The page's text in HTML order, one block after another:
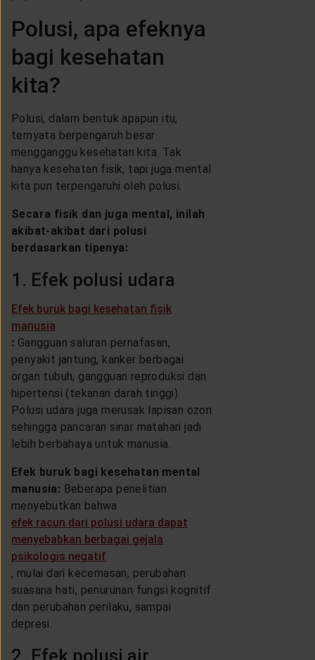
Polusi, apa efeknya
bagi kesehatan
kita?
Polusi, dalam bentuk apapun itu,
ternyata berpengaruh besar
mengganggu kesehatan kita. Tak
hanya kesehatan fisik, tapi juga mental
kita pun terpengaruhi oleh polusi.
Secara fisik dan juga mental, inilah
akibat-akibat dari polusi
berdasarkan tipenya:
1. Efek polusi udara
Efek buruk bagi kesehatan fisik
manusia
: Gangguan saluran pernafasan,
penyakit jantung, kanker berbagai
organ tubuh, gangguan reproduksi dan
hipertensi (tekanan darah tinggi).
Polusi udara juga merusak lapisan ozon
sehingga pancaran sinar matahari jadi
lebih berbahaya untuk manusia.
Efek buruk bagi kesehatan mental
manusia: Beberapa penelitian
menyebutkan bahwa
efek racun dari polusi udara dapat
menyebabkan berbagai gejala
psikologis negatif
, mulai dari kecemasan, perubahan
suasana hati, penurunan fungsi kognitif
dan perubahan perilaku, sampai
depresi.
2. Efek polusi air